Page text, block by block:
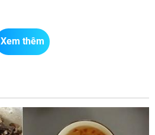
Xem thêm